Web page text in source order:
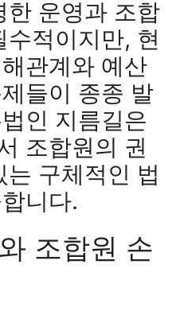
한 운영과 조합
적이지만, 현
관계와 예산
들이 종종 발
인 지름길은
조합원의 권
구체적인 법
니다.
조합원 손